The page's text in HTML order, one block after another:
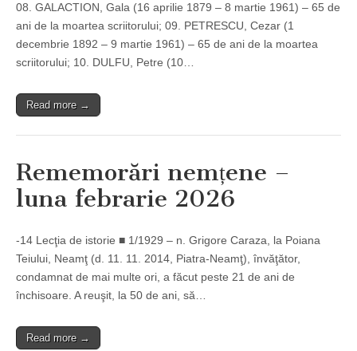
08. GALACTION, Gala (16 aprilie 1879 – 8 martie 1961) – 65 de
ani de la moartea scriitorului; 09. PETRESCU, Cezar (1
decembrie 1892 – 9 martie 1961) – 65 de ani de la moartea
scriitorului; 10. DULFU, Petre (10…
Read more →
Rememorări nemțene –
luna febrarie 2026
-14 Lecţia de istorie ■ 1/1929 – n. Grigore Caraza, la Poiana
Teiului, Neamţ (d. 11. 11. 2014, Piatra-Neamţ), învăţător,
condamnat de mai multe ori, a făcut peste 21 de ani de
închisoare. A reuşit, la 50 de ani, să…
Read more →